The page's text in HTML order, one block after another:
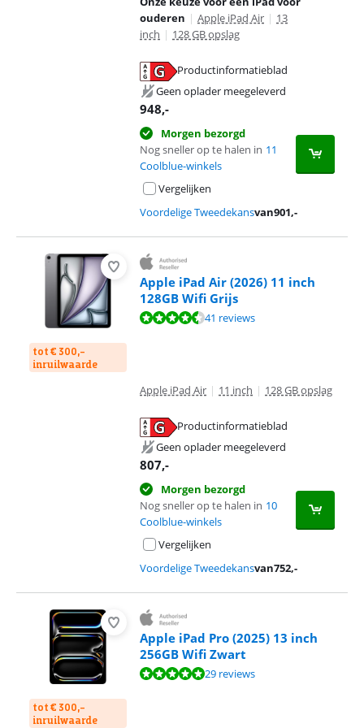
ouderen | Apple iPad Air | 13
inch | 128 GB opslag
Productinformatieblad
Geen oplader meegeleverd
948,-
Morgen bezorgd
Nog sneller op te halen in 11
Coolblue-winkels
Vergelijken
Voordelige Tweedekansvan901,-
tot € 300,-
inruilwaarde
Apple iPad Air (2026) 11 inch
128GB Wifi Grijs
Beoordeling is 9,3 van de 10, gebaseerd op 41 reviews.
41 reviews
Apple iPad Air | 11 inch | 128 GB opslag
Productinformatieblad
Geen oplader meegeleverd
807,-
Morgen bezorgd
Nog sneller op te halen in 10
Coolblue-winkels
Vergelijken
Voordelige Tweedekansvan752,-
tot € 300,-
inruilwaarde
Apple iPad Pro (2025) 13 inch
256GB Wifi Zwart
Beoordeling is 9,6 van de 10, gebaseerd op 29 reviews.
29 reviews